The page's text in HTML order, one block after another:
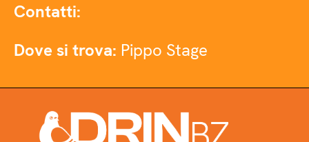
Contatti:
Dove si trova: Pippo Stage